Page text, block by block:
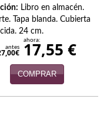
Libro en almacén.
Tapa blanda. Cubierta
24 cm.
antes
ahora:
17,55 €
COMPRAR